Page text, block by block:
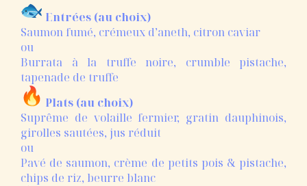
Entrées (au choix)
Saumon fumé, crémeux d’aneth, citron caviar
ou
Burrata à la truffe noire, crumble pistache,
tapenade de truffe
Plats (au choix)
Suprême de volaille fermier, gratin dauphinois,
girolles sautées, jus réduit
ou
Pavé de saumon, crème de petits pois & pistache,
chips de riz, beurre blanc